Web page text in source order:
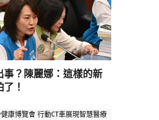
事？陳麗娜：這樣的新
！